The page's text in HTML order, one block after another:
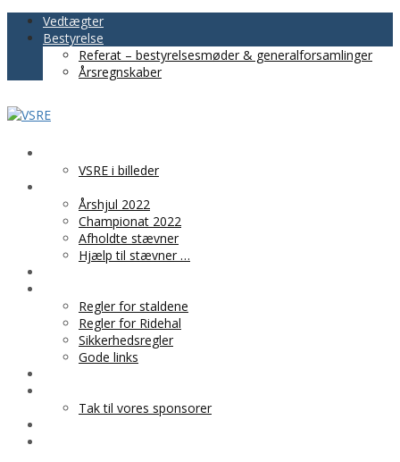
Vedtægter
Bestyrelse
Referat – bestyrelsesmøder & generalforsamlinger
Årsregnskaber
VSRE i billeder
Årshjul 2022
Championat 2022
Afholdte stævner
Hjælp til stævner …
Regler for staldene
Regler for Ridehal
Sikkerhedsregler
Gode links
Tak til vores sponsorer